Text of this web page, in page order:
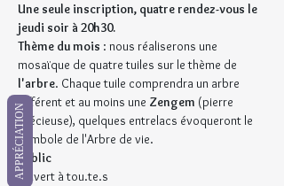
Une seule inscription, quatre rendez-vous le
jeudi soir à 20h30.
Thème du mois : nous réaliserons une
mosaïque de quatre tuiles sur le thème de
l'arbre. Chaque tuile comprendra un arbre
différent et au moins une Zengem (pierre
précieuse), quelques entrelacs évoqueront le
symbole de l'Arbre de vie.
Public
Ouvert à tou.te.s
APPRÉCIATION